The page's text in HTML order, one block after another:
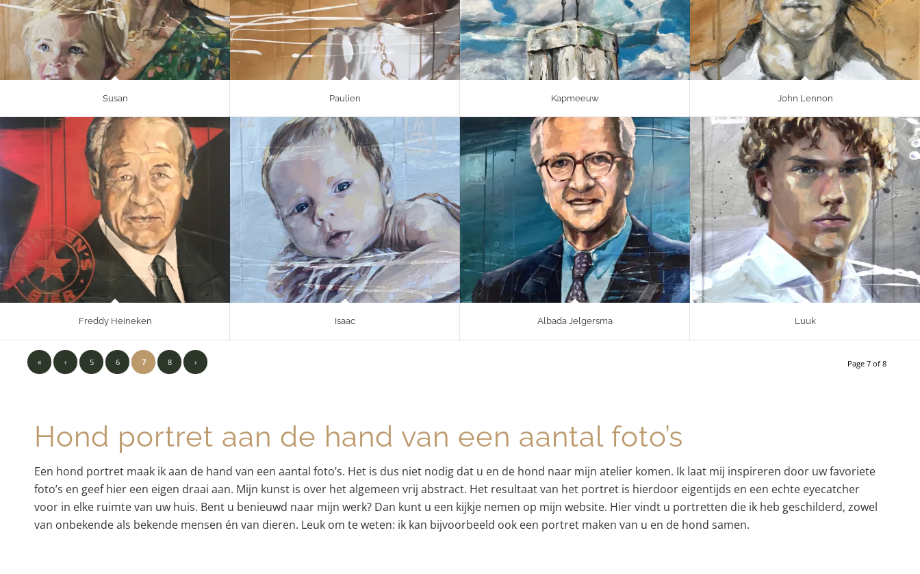
Susan Paulien Kapmeeuw John Lennon
Freddy Heineken Isaac Albada Jelgersma Luuk
Page 7 of 8
« ‹ 5 6 7 8 ›
Hond portret aan de hand van een aantal foto’s
Een hond portret maak ik aan de hand van een aantal foto’s. Het is dus niet nodig dat u en de hond naar mijn atelier komen. Ik laat mij inspireren door uw favoriete
foto’s en geef hier een eigen draai aan. Mijn kunst is over het algemeen vrij abstract. Het resultaat van het portret is hierdoor eigentijds en een echte eyecatcher
voor in elke ruimte van uw huis. Bent u benieuwd naar mijn werk? Dan kunt u een kijkje nemen op mijn website. Hier vindt u portretten die ik heb geschilderd, zowel
van onbekende als bekende mensen én van dieren. Leuk om te weten: ik kan bijvoorbeeld ook een portret maken van u en de hond samen.